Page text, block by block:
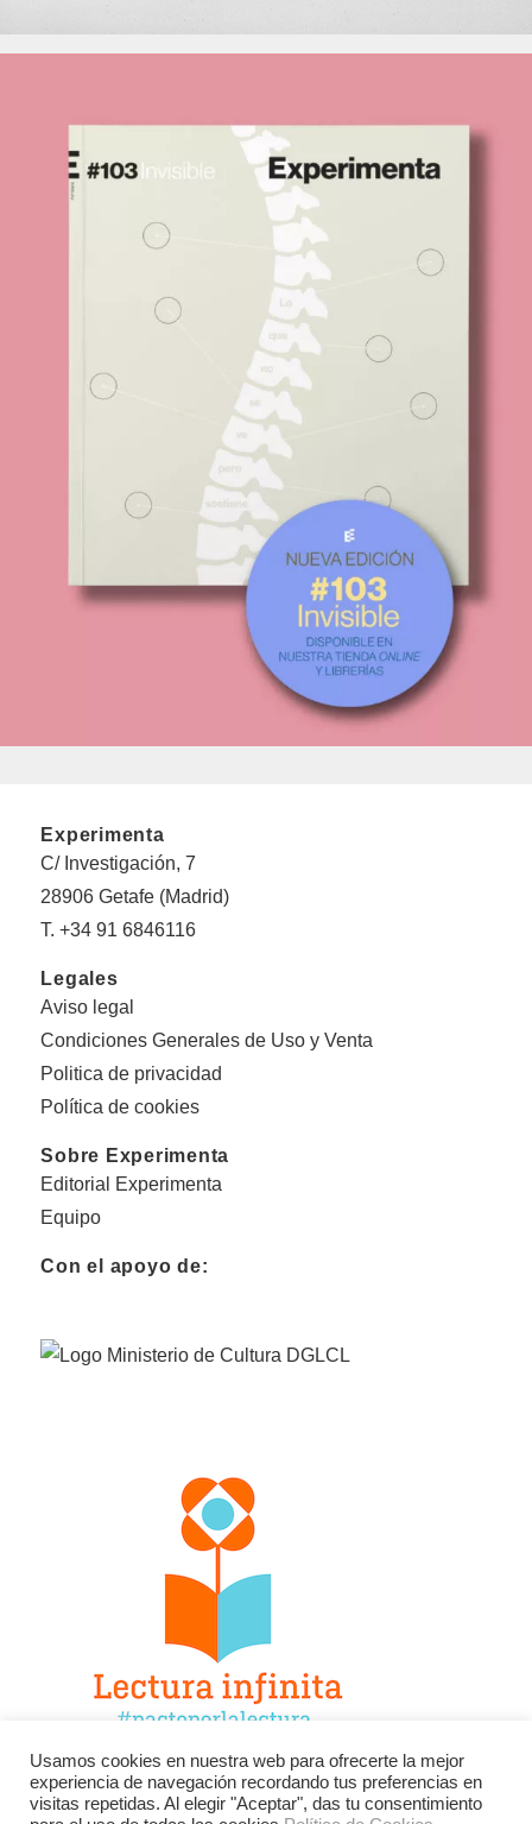
Experimenta
C/ Investigación, 7
28906 Getafe (Madrid)
T. +34 91 6846116
Legales
Aviso legal
Condiciones Generales de Uso y Venta
Politica de privacidad
Política de cookies
Sobre Experimenta
Editorial Experimenta
Equipo
Con el apoyo de:
Facebook Twitter
Instagram
Usamos cookies en nuestra web para ofrecerte la mejor
experiencia de navegación recordando tus preferencias en
visitas repetidas. Al elegir "Aceptar", das tu consentimiento